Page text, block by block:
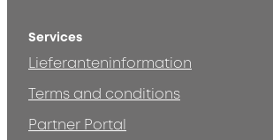
Services
Lieferanteninformation
Terms and conditions
Partner Portal